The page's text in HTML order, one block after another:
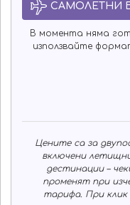
САМОЛЕТНИ
В момента няма
използвайте
Цените са за
включени
дестинации –
променят при
тарифа. При